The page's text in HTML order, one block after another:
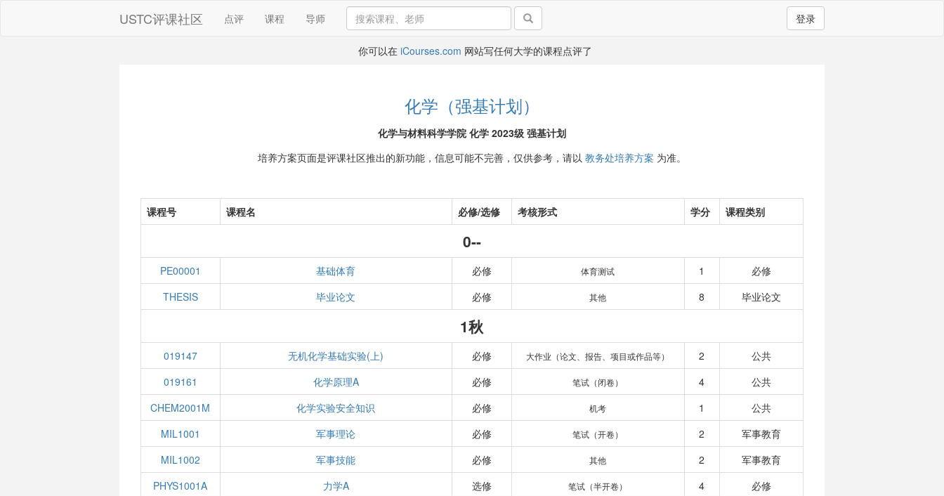
USTC评课社区 点评 课程 导师 登录
你可以在 iCourses.com 网站写任何大学的课程点评了
化学（强基计划）
化学与材料科学学院 化学 2023级 强基计划
培养方案页面是评课社区推出的新功能，信息可能不完善，仅供参考，请以 教务处培养方案 为准。
课程号 课程名 必修/选修 考核形式 学分 课程类别
0--
PE00001 基础体育 必修 体育测试 1
必修
THESIS
毕业论文 必修 其他 8 毕业论文
1秋
019147 无机化学基础实验(上) 必修 大作业（论文、报告、项目或作品等） 2
公共
019161
化学原理A 必修 笔试（闭卷） 4
公共
CHEM2001M
化学实验安全知识 必修 机考 1
公共
MIL1001
军事理论 必修 笔试（开卷） 2
军事教育
MIL1002
军事技能 必修 其他 2
军事教育
PHYS1001A
力学A 选修 笔试（半开卷） 4
必修